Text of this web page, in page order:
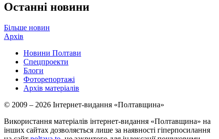
Останні новини
Більше новин
Архів
Новини Полтави
Спецпроекти
Блоги
Фоторепортажі
Архів матеріалів
© 2009 – 2026 Інтернет-видання «Полтавщина»
Використання матеріалів інтернет-видання «Полтавщина» на
інших сайтах дозволяється лише за наявності гіперпосилання